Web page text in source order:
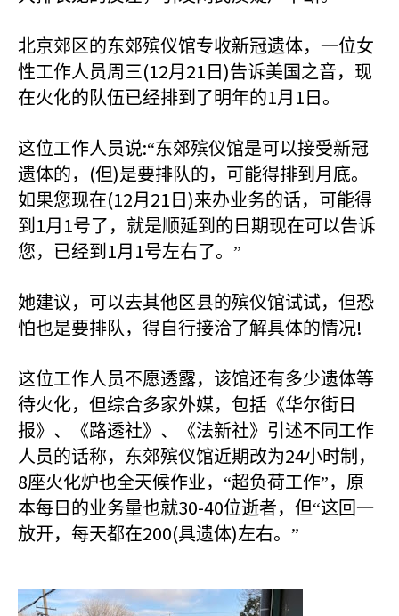
北京郊区的东郊殡仪馆专收新冠遗体，一位女
性工作人员周三(12月 21 日 )告诉美国之音，现
在火化的队伍已经排到了明年的1月 1 日。
这位工作人员说:“东郊殡仪馆是可以接受新冠
遗体的， (但)是要排队的，可能得排到月底。
如果您现在(12月 21 日 )来办业务的话，可能得
到 1月 1号了，就是顺延到的日期现在可以告诉
您，已经到 1月 1号左右了。”
她建议，可以去其他区县的殡仪馆试试，但恐
怕也是要排队，得自行接洽了解具体的情况!
这位工作人员不愿透露，该馆还有多少遗体等
待火化，但综合多家外媒，包括《华尔街日
报》、《路透社》、《法新社》引述不同工作
人员的话称，东郊殡仪馆近期改为24小时制，
8座火化炉也全天候作业，“超负荷工作”，原
本每日的业务量也就30-40位逝者，但“这回一
放开，每天都在200(具遗体)左右。”